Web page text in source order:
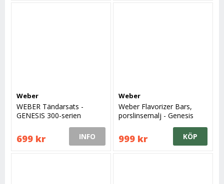
Weber
WEBER Tändarsats -
GENESIS 300-serien
699 kr INFO
Weber
Weber Flavorizer Bars,
porslinsemalj - Genesis
999 kr KÖP